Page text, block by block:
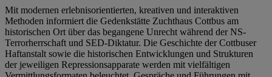
Mit modernen erlebnisorientierten, kreativen und interaktiven
Methoden informiert die Gedenkstätte Zuchthaus Cottbus am
historischen Ort über das begangene Unrecht während der NS-
Terrorherrschaft und SED-Diktatur. Die Geschichte der Cottbuser
Haftanstalt sowie die historischen Entwicklungen und Strukturen
der jeweiligen Repressionsapparate werden mit vielfältigen